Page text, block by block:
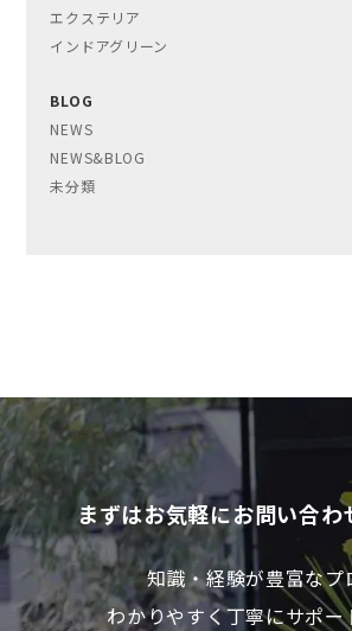
エクステリア
インドアグリーン
BLOG
NEWS
NEWS&BLOG
未分類
まずはお気軽にお問い合わ
知識・経験が豊富なプ
わかりやすく丁寧にサポー